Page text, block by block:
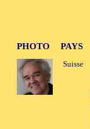
PHOTO PAYS
Suisse